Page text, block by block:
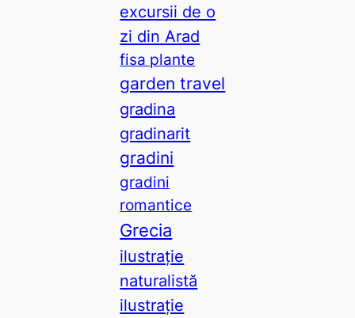
excursii de o
zi din Arad
fisa plante
garden travel
gradina
gradinarit
gradini
gradini
romantice
Grecia
ilustrație
naturalistă
ilustrație